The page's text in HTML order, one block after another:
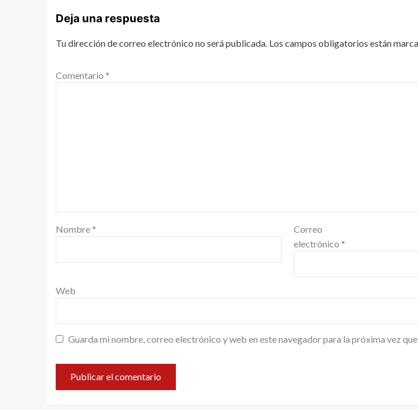
Deja una respuesta
Tu dirección de correo electrónico no será publicada. Los campos obligatorios están
Comentario *
Nombre *
Correo
electrónico *
Web
Guarda mi nombre, correo electrónico y web en este navegador para la próxima vez